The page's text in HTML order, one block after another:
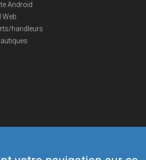
Android
Web
handleurs